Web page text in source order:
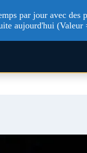
Intelligence
par jour avec
aujourd'hui (Valeur